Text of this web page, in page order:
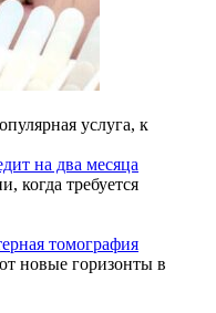
услуга, к
на два месяца
когда требуется
томография
новые горизонты в